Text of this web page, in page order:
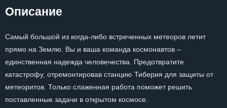
Описание
Самый большой из когда-либо встреченных метеоров летит
прямо на Землю. Вы и ваша команда космонавтов –
единственная надежда человечества. Предотвратите
катастрофу, отремонтировав станцию Тиберия для защиты от
метеоритов. Только слаженная работа поможет решить
поставленные задачи в открытом космосе.